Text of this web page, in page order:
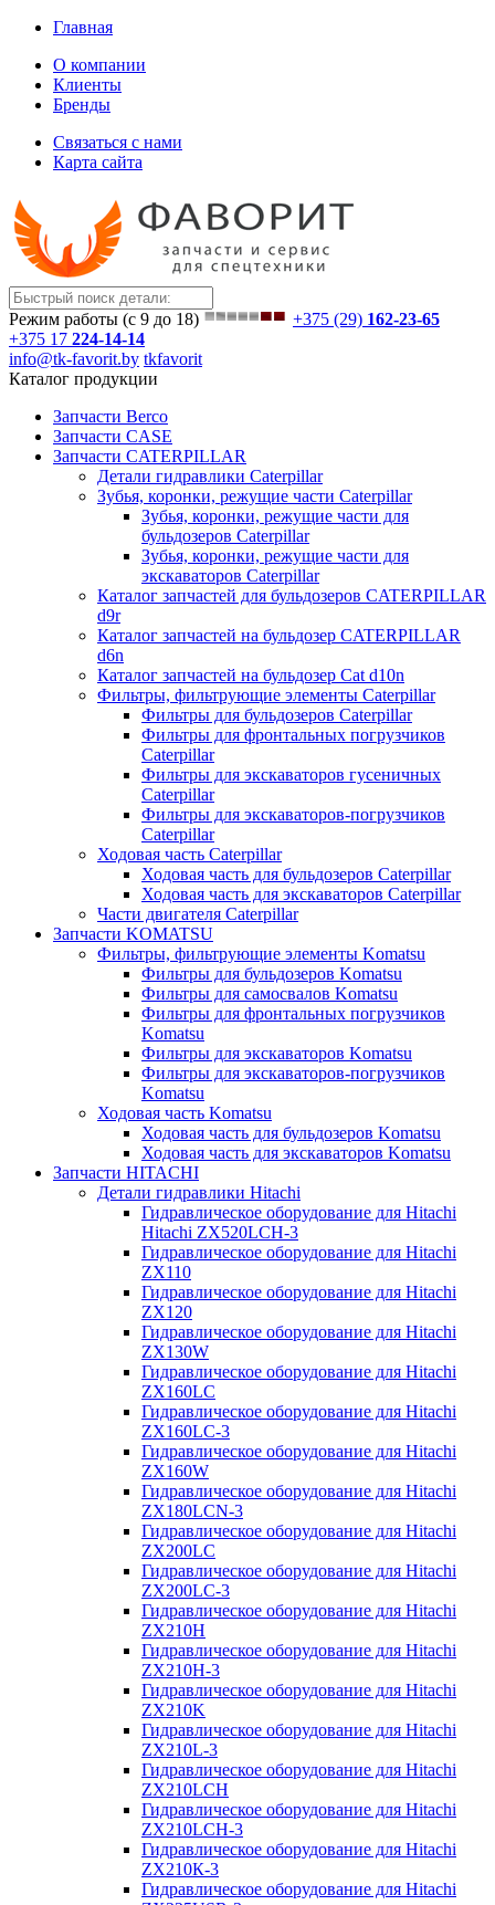
Главная
О компании
Клиенты
Бренды
Связаться с нами
Карта сайта
Режим работы (с 9 до 18) +375 (29) 162-23-65
+375 17 224-14-14
info@tk-favorit.by tkfavorit
Каталог продукции
Запчасти Berco
Запчасти CASE
Запчасти CATERPILLAR
Детали гидравлики Caterpillar
Зубья, коронки, режущие части Caterpillar
Зубья, коронки, режущие части для
бульдозеров Caterpillar
Зубья, коронки, режущие части для
экскаваторов Caterpillar
Каталог запчастей для бульдозеров CATERPILLAR
d9r
Каталог запчастей на бульдозер CATERPILLAR
d6n
Каталог запчастей на бульдозер Сat d10n
Фильтры, фильтрующие элементы Caterpillar
Фильтры для бульдозеров Caterpillar
Фильтры для фронтальных погрузчиков
Caterpillar
Фильтры для экскаваторов гусеничных
Caterpillar
Фильтры для экскаваторов-погрузчиков
Caterpillar
Ходовая часть Caterpillar
Ходовая часть для бульдозеров Caterpillar
Ходовая часть для экскаваторов Caterpillar
Части двигателя Caterpillar
Запчасти KOMATSU
Фильтры, фильтрующие элементы Komatsu
Фильтры для бульдозеров Komatsu
Фильтры для самосвалов Komatsu
Фильтры для фронтальных погрузчиков
Komatsu
Фильтры для экскаваторов Komatsu
Фильтры для экскаваторов-погрузчиков
Komatsu
Ходовая часть Komatsu
Ходовая часть для бульдозеров Komatsu
Ходовая часть для экскаваторов Komatsu
Запчасти HITACHI
Детали гидравлики Hitachi
Гидравлическое оборудование для Hitachi
Hitachi ZX520LCH-3
Гидравлическое оборудование для Hitachi
ZX110
Гидравлическое оборудование для Hitachi
ZX120
Гидравлическое оборудование для Hitachi
ZX130W
Гидравлическое оборудование для Hitachi
ZX160LC
Гидравлическое оборудование для Hitachi
ZX160LC-3
Гидравлическое оборудование для Hitachi
ZX160W
Гидравлическое оборудование для Hitachi
ZX180LCN-3
Гидравлическое оборудование для Hitachi
ZX200LC
Гидравлическое оборудование для Hitachi
ZX200LC-3
Гидравлическое оборудование для Hitachi
ZX210H
Гидравлическое оборудование для Hitachi
ZX210H-3
Гидравлическое оборудование для Hitachi
ZX210K
Гидравлическое оборудование для Hitachi
ZX210L-3
Гидравлическое оборудование для Hitachi
ZX210LCH
Гидравлическое оборудование для Hitachi
ZX210LCH-3
Гидравлическое оборудование для Hitachi
ZX210К-3
Гидравлическое оборудование для Hitachi